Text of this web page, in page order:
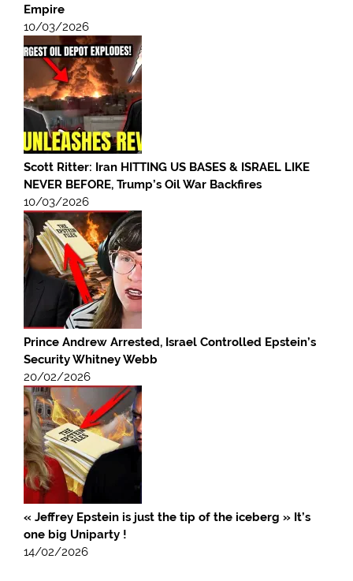
Empire
10/03/2026
Scott Ritter: Iran HITTING US BASES & ISRAEL LIKE
NEVER BEFORE, Trump’s Oil War Backfires
10/03/2026
Prince Andrew Arrested, Israel Controlled Epstein’s
Security Whitney Webb
20/02/2026
« Jeffrey Epstein is just the tip of the iceberg » It’s
one big Uniparty !
14/02/2026